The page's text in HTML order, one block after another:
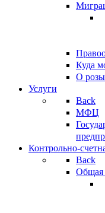
Куда
О
Услуги
Back
МФЦ
Контрольно-
Back
Общая